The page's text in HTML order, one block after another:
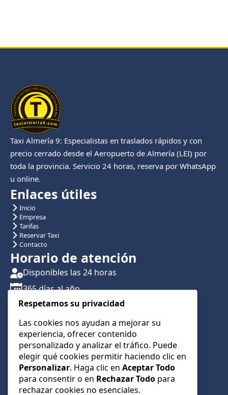
Taxi Almería 9: Especialistas en traslados rápidos y con
precio cerrado desde el Aeropuerto de Almería (LEI) por
toda la provincia. Servicio 24 horas, reserva por WhatsApp
u online.
Enlaces útiles
Inicio
Empresa
Tarifas
Reservar Taxi
Contacto
Horario de atención
Disponibles las 24 horas
365 días al año
Traslados con reserva previa
Atención por teléfono y WhatsApp 24/7
CONTÁCTANOS
+34 622 01 23 74
+34 622 01 23 74
info@taxialmeria9.com
Respetamos su privacidad
Las cookies nos ayudan a mejorar su
experiencia, ofrecer contenido
personalizado y analizar el tráfico. Puede
elegir qué cookies permitir haciendo clic en
Personalizar. Haga clic en Aceptar Todo
para consentir o en Rechazar Todo para
rechazar cookies no esenciales.